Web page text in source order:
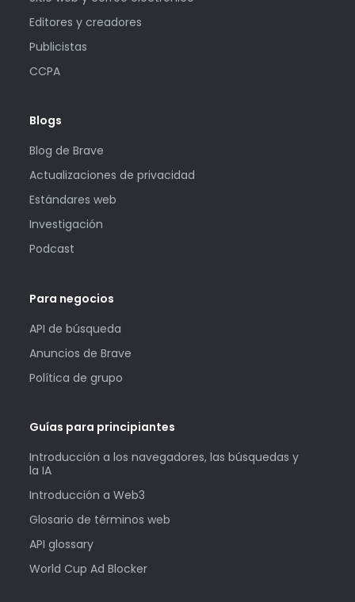
Editores y creadores
Publicistas
CCPA
Blogs
Blog de Brave
Actualizaciones de privacidad
Estándares web
Investigación
Podcast
Para negocios
API de búsqueda
Anuncios de Brave
Política de grupo
Guías para principiantes
Introducción a los navegadores, las búsquedas y
la IA
Introducción a Web3
Glosario de términos web
API glossary
World Cup Ad Blocker